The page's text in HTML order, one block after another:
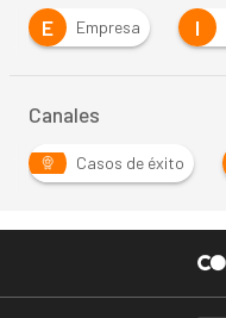
E
Empresa I
Canales
Casos de éxito